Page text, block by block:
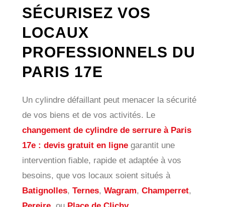
SÉCURISEZ VOS
LOCAUX
PROFESSIONNELS DU
PARIS 17E
Un cylindre défaillant peut menacer la sécurité
de vos biens et de vos activités. Le
changement de cylindre de serrure à Paris
17e : devis gratuit en lignegarantit une
intervention fiable, rapide et adaptée à vos
besoins, que vos locaux soient situés à
Batignolles, Ternes, Wagram, Champerret,